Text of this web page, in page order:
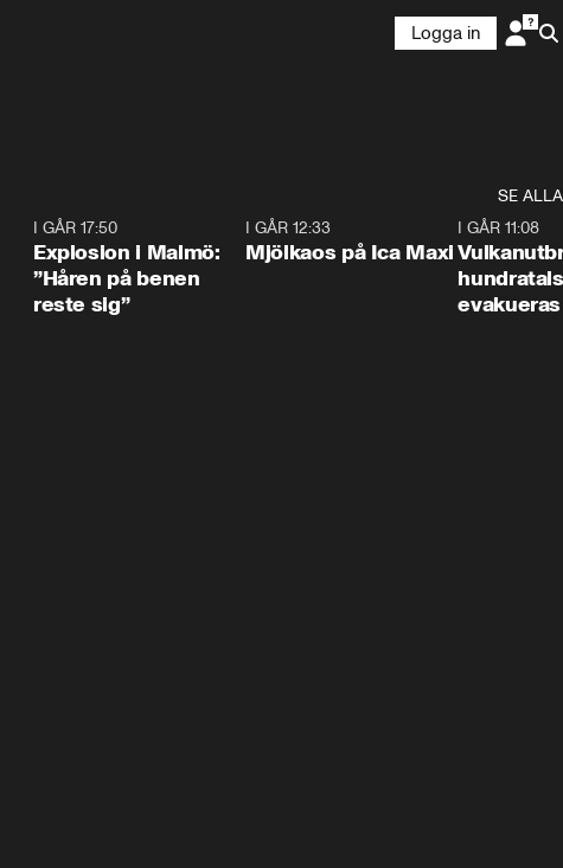
Logga in
SE ALLA
I GÅR 17:50
Explosion i Malmö:
”Håren på benen
reste sig”
I GÅR 12:33
Mjölkaos på Ica Maxi
I GÅR 11:08
hundratals
evakueras